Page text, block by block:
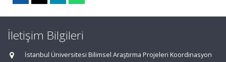
İletişim Bilgileri
İstanbul Üniversitesi Bilimsel Araştırma Projeleri Koordinasyon